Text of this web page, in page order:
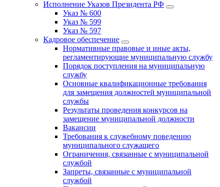
Исполнение Указов Президента РФ
Указ № 600
Указ № 599
Указ № 597
Кадровое обеспечение
Нормативные правовые и иные акты,
регламентирующие муниципальную службу
Порядок поступления на муниципальную
службу
Основные квалификационные требования
для замещения должностей муниципальной
службы
Результаты проведения конкурсов на
замещение муниципальной должности
Вакансии
Требования к служебному поведению
муниципального служащего
Ограничения, связанные с муниципальной
службой
Запреты, связанные с муниципальной
службой